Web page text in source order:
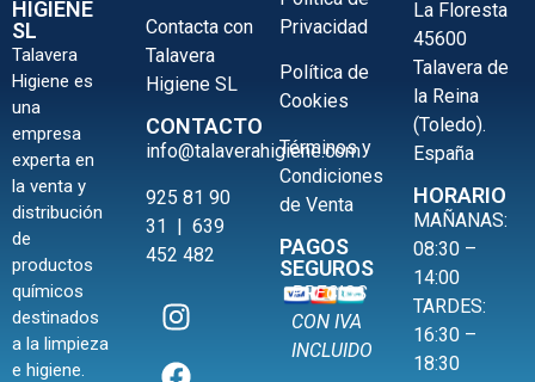
HIGIENE
SL
Talavera
Higiene es
una
empresa
experta en
la venta y
distribución
de
productos
químicos
destinados
a la limpieza
e higiene.
Contacta con
Talavera
Higiene SL
CONTACTO
info@talaverahigiene.com
925 81 90
31 | 639
452 482
Privacidad
Política de
Cookies
Términos y
Condiciones
de Venta
PAGOS
SEGUROS
PRECIOS
CON IVA
INCLUIDO
La Floresta
45600
Talavera de
la Reina
(Toledo).
España
HORARIO
MAÑANAS:
08:30 –
14:00
TARDES:
16:30 –
18:30